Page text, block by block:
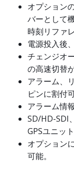
オプション
バーとして
時刻リファ
電源投入後
チェンジオ
の高速切替
アラーム、
ピンに割付可
アラーム情
SD/HD-SDI
GPSユニッ
オプション
可能。